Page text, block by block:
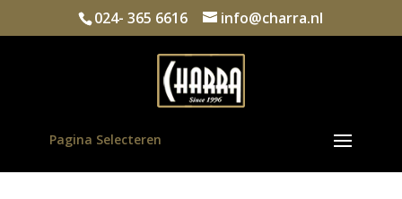
024- 365 6616 info@charra.nl
Pagina Selecteren